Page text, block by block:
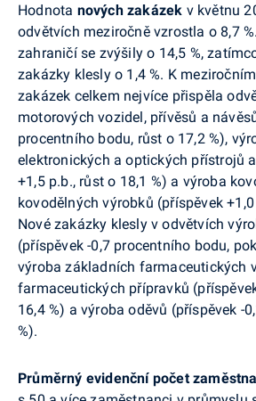
Hodnota nových zakázek v květnu
odvětvích meziročně vzrostla o 8,7
zahraničí se zvýšily o 14,5 %,
zakázky klesly o 1,4 %. K
zakázek celkem nejvíce přispěla
motorových vozidel, přívěsů a
procentního bodu, růst o 17,2 %),
elektronických a optických přístrojů
+1,5 p.b., růst o 18,1 %) a výroba
kovodělných výrobků (příspěvek
Nové zakázky klesly v odvětvích
(příspěvek -0,7 procentního bodu,
výroba základních farmaceutických
farmaceutických přípravků
16,4 %) a výroba oděvů (příspěvek -
%).
Průměrný evidenční počet